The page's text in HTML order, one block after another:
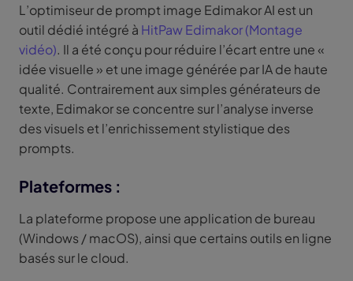
L’optimiseur de prompt image Edimakor AI est un
outil dédié intégré à HitPaw Edimakor (Montage
vidéo). Il a été conçu pour réduire l’écart entre une «
idée visuelle » et une image générée par IA de haute
qualité. Contrairement aux simples générateurs de
texte, Edimakor se concentre sur l’analyse inverse
des visuels et l’enrichissement stylistique des
prompts.
Plateformes :
La plateforme propose une application de bureau
(Windows / macOS), ainsi que certains outils en ligne
basés sur le cloud.